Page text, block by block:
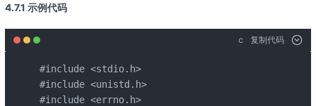
4.7.1 示例代码
c 复制代码
#include <stdio.h>
#include <unistd.h>
#include <errno.h>